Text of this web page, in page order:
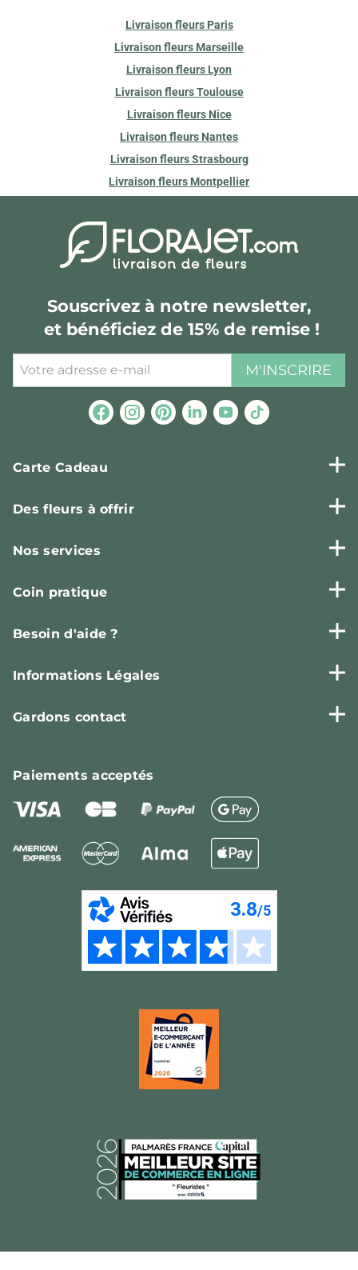
Livraison fleurs Paris
Livraison fleurs Marseille
Livraison fleurs Lyon
Livraison fleurs Toulouse
Livraison fleurs Nice
Livraison fleurs Nantes
Livraison fleurs Strasbourg
Livraison fleurs Montpellier
Souscrivez à notre newsletter,
et bénéficiez de 15% de remise !
M'INSCRIRE
Carte Cadeau
Des fleurs à offrir
Nos services
Coin pratique
Besoin d'aide ?
Informations Légales
Gardons contact
Paiementsacceptés